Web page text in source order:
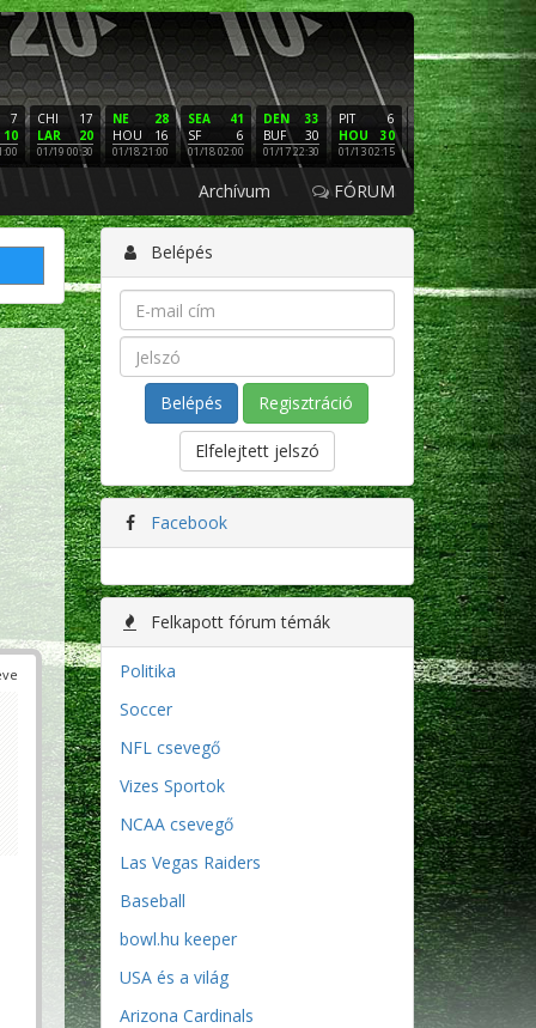
7
10
17
CHI
20
LAR
01/19 00:30
28
NE
16
HOU
01/18 21:00
41
SEA
6
SF
01/18 02:00
33
DEN
30
BUF
01/17 22:30
6
PIT
30
HOU
01/13 02:15
16
NE
3
LAC
01/12 02:00
PHI
SF
01/11
Archívum FÓRUM
Belépés
Regisztráció
Elfelejtett jelszó
Facebook
Felkapott fórum témák
Politika
Soccer
NFL csevegő
Vizes Sportok
NCAA csevegő
Las Vegas Raiders
Baseball
bowl.hu keeper
USA és a világ
Arizona Cardinals